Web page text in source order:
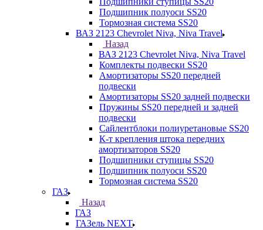
Подшипник полуоси SS20
Тормозная система SS20
ВАЗ 2123 Chevrolet Niva, Niva Travel
Назад
ВАЗ 2123 Chevrolet Niva, Niva Travel
Комплекты подвески SS20
Амортизаторы SS20 передней
подвески
Амортизаторы SS20 задней подвески
Пружины SS20 передней и задней
подвески
Сайлентблоки полиуретановые SS20
К-т крепления штока передних
амортизаторов SS20
Подшипники ступицы SS20
Подшипник полуоси SS20
Тормозная система SS20
ГАЗ
Назад
ГАЗ
ГАЗель NEXT